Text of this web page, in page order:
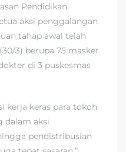
Pendidikan
aksi penggalangan
tahap awal telah
3) berupa 75 masker
di 3 puskesmas
kerja keras para tokoh
dalam aksi
pendistribusian